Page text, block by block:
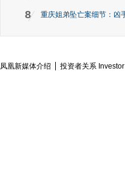
8 重庆姐弟坠亡案细节：凶
凤凰新媒体介绍 投资者关系